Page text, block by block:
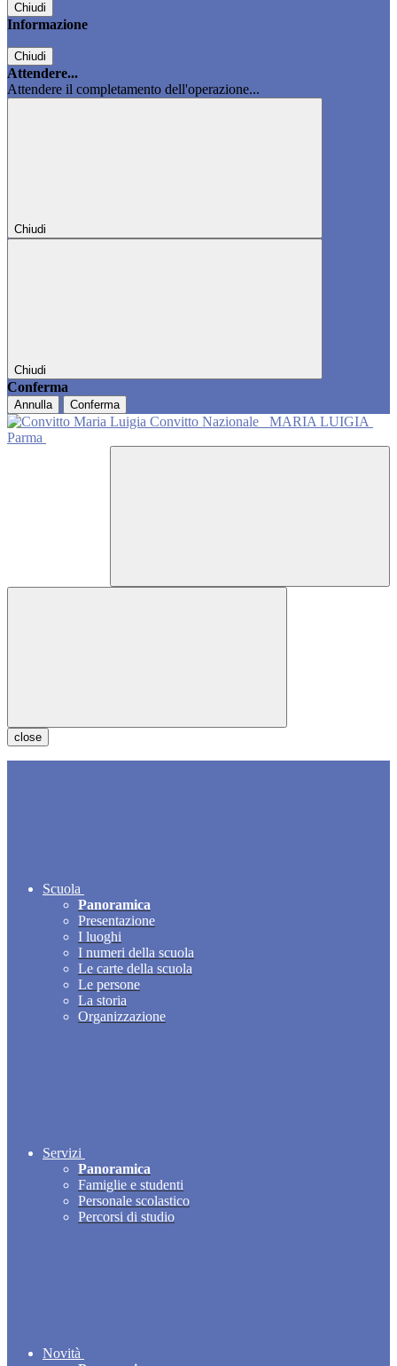
Chiudi
Informazione
Chiudi
Attendere...
Attendere il completamento dell'operazione...
Chiudi
Chiudi
Conferma
Annulla Conferma
Convitto Nazionale
MARIA LUIGIA
Parma
close
Scuola
Panoramica
Presentazione
I luoghi
I numeri della scuola
Le carte della scuola
Le persone
La storia
Organizzazione
Servizi
Panoramica
Famiglie e studenti
Personale scolastico
Percorsi di studio
Novità